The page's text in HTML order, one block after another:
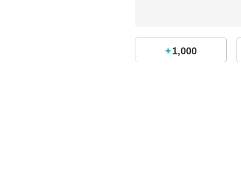
同じ町クラブの境トリ二タ
+1,000